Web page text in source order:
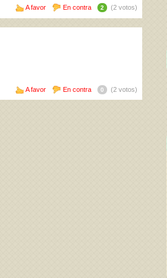
A favor En contra 2 (2 votos)
A favor En contra 0 (2 votos)